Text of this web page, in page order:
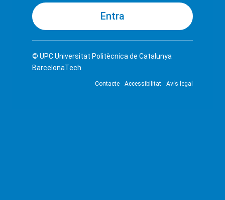
© UPCUniversitat Politècnica de Catalunya ·
BarcelonaTech
Contacte Accessibilitat Avís legal